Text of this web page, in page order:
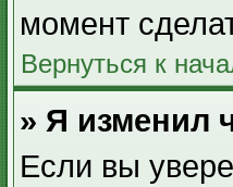
момент
Вернуться к
» Я изменил
Если вы